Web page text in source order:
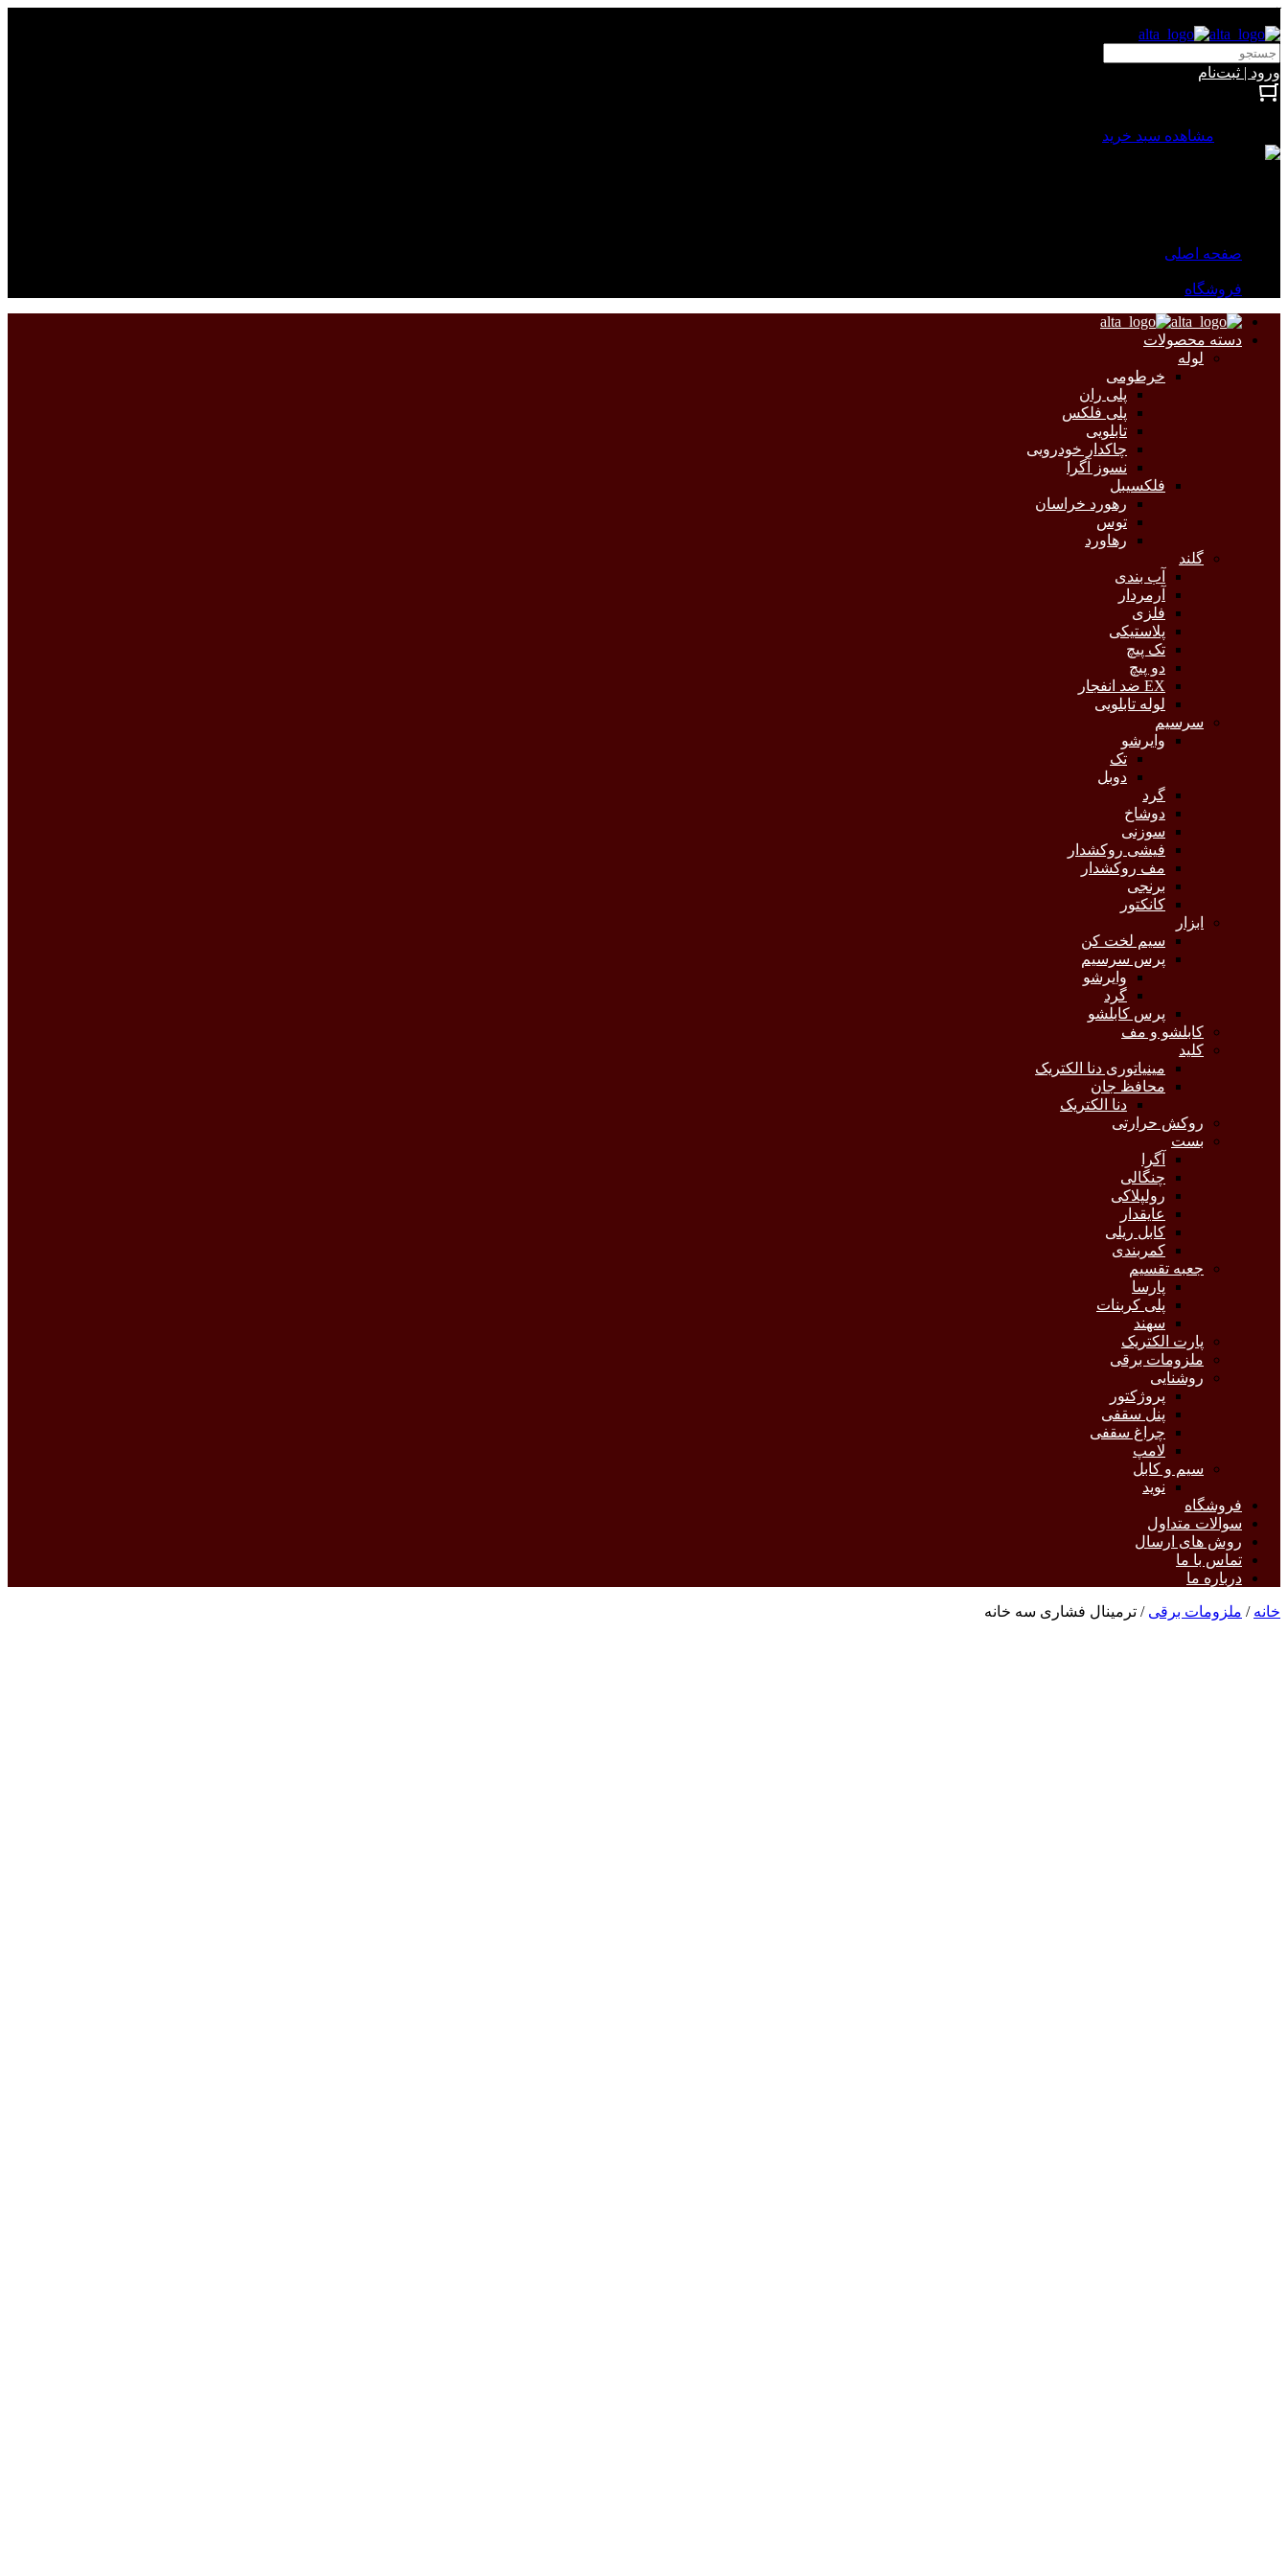
ورود | ثبت‌نام
مشاهده سبد خرید
صفحه اصلی
فروشگاه
دسته محصولات
لوله
خرطومی
پلی ران
پلی فلکس
تابلویی
چاکدار خودرویی
نسوز آگرا
فلکسیبل
رهورد خراسان
توس
رهاورد
گلند
آب بندی
آرمردار
فلزی
پلاستیکی
تک پیچ
دو پیچ
EX ضد انفجار
لوله تابلویی
سرسیم
وایرشو
تک
دوبل
گرد
دوشاخ
سوزنی
فیشی روکشدار
مف روکشدار
برنجی
کانکتور
ابزار
سیم لخت کن
پرس سرسیم
وایرشو
گرد
پرس کابلشو
کابلشو و مف
کلید
مینیاتوری دنا الکتریک
محافظ جان
دنا الکتریک
روکش حرارتی
بست
آگرا
چنگالی
رولپلاکی
عایقدار
کابل ریلی
کمربندی
جعبه تقسیم
پارسا
پلی کربنات
سهند
پارت الکتریک
ملزومات برقی
روشنایی
پروژکتور
پنل سقفی
چراغ سقفی
لامپ
سیم و کابل
نوید
فروشگاه
سوالات متداول
روش های ارسال
تماس با ما
درباره ما
خانه / ملزومات برقی / ترمینال فشاری سه خانه